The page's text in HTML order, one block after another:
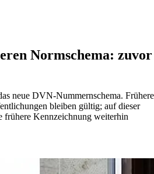
Normschema: zuvor
neue DVN-Nummernschema. Frühere
bleiben gültig; auf dieser
frühere Kennzeichnung weiterhin